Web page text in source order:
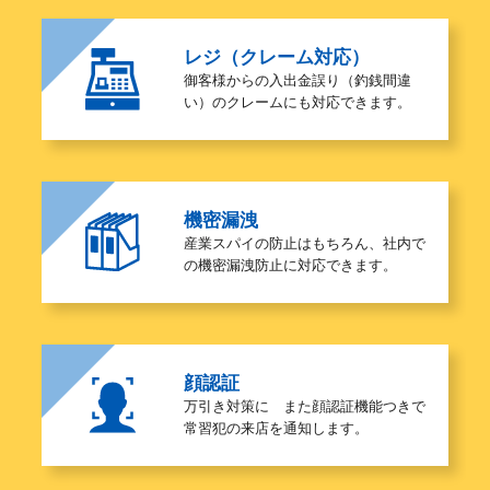
レジ（クレーム対応）
御客様からの入出金誤り（釣銭間違
い）のクレームにも対応できます。
機密漏洩
産業スパイの防止はもちろん、社内で
の機密漏洩防止に対応できます。
顔認証
万引き対策に また顔認証機能つきで
常習犯の来店を通知します。